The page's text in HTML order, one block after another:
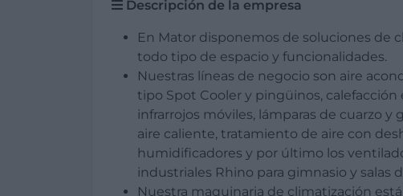
Descripción de la empresa
En Mator disponemos de soluciones de
todo tipo de espacio y funcionalidades.
Nuestras líneas de negocio son aire
tipo Spot Cooler y pingüinos, calefacción
infrarrojos móviles, lámparas de cuarzo y
aire caliente, tratamiento de aire con
humidificadores y por último los
industriales Rhino para gimnasio y salas
Nuestra maquinaria de climatización